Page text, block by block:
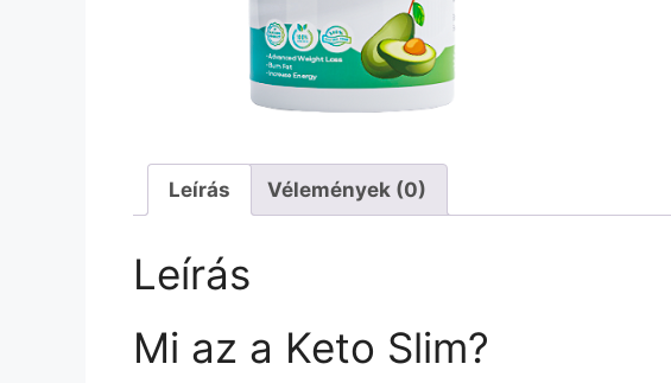
Leírás Vélemények (0)
Leírás
Mi az a Keto Slim?